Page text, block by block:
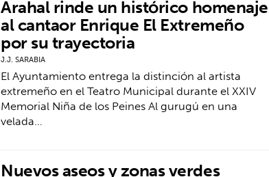
Arahal rinde un histórico homenaje
al cantaor Enrique El Extremeño
por su trayectoria
J.J. SARABIA
El Ayuntamiento entrega la distinción al artista
extremeño en el Teatro Municipal durante el XXIV
Memorial Niña de los Peines Al gurugú en una
velada…
Nuevos aseos y zonas verdes